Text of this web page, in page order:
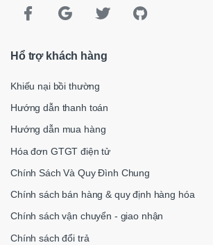
Hổ trợ khách hàng
Khiếu nại bồi thường
Hướng dẫn thanh toán
Hướng dẫn mua hàng
Hóa đơn GTGT điện tử
Chính Sách Và Quy Đình Chung
Chính sách bán hàng & quy định hàng hóa
Chính sách vận chuyển - giao nhận
Chính sách đổi trả